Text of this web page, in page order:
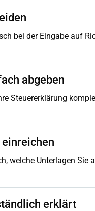
bei der Eingabe auf
abgeben
Steuererklärung
welche Unterlagen Sie
erklärt